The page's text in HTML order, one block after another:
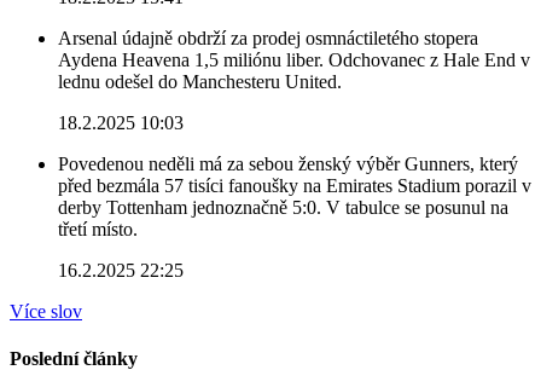
Arsenal údajně obdrží za prodej osmnáctiletého stopera
Aydena Heavena 1,5 miliónu liber. Odchovanec z Hale End v
lednu odešel do Manchesteru United.
18.2.2025 10:03
Povedenou neděli má za sebou ženský výběr Gunners, který
před bezmála 57 tisíci fanoušky na Emirates Stadium porazil v
derby Tottenham jednoznačně 5:0. V tabulce se posunul na
třetí místo.
16.2.2025 22:25
Více slov
Poslední články